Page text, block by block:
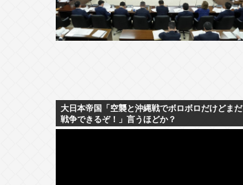
大日本帝国「空襲と沖縄戦でボロボロだけどまだ
戦争できるぞ！」言うほどか？